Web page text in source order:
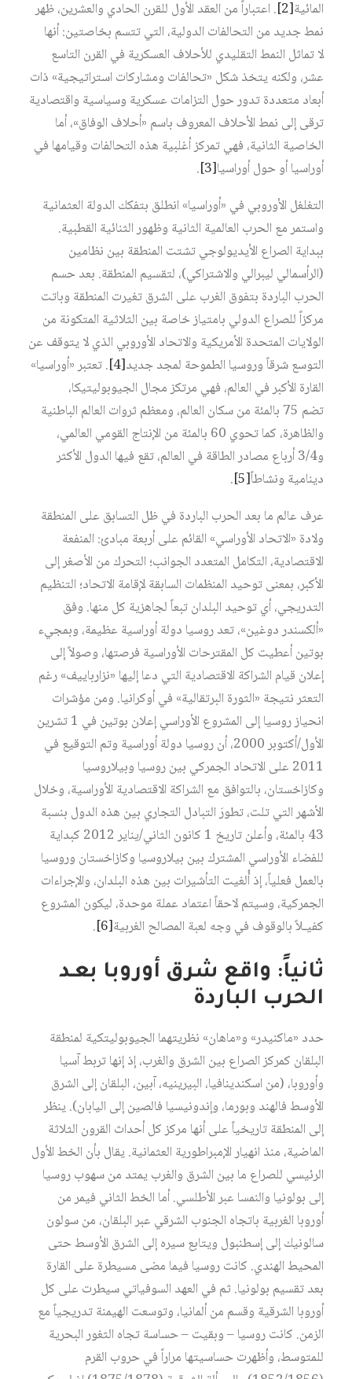
المائية‏[2]
. اعتباراً من العقد الأول للقرن الحادي والعشرين، ظهر
نمط جديد من التحالفات الدولية، التي تتسم بخاصتين: أنها
لا تماثل النمط التقليدي للأحلاف العسكرية في القرن التاسع
عشر، ولكنه يتخذ شكل «تحالفات ومشاركات استراتيجية» ذات
أبعاد متعددة تدور حول التزامات عسكرية وسياسية واقتصادية
ترقى إلى نمط الأحلاف المعروف باسم «أحلاف الوفاق»، أما
الخاصية الثانية، فهي تمركز أغلبية هذه التحالفات وقيامها في
أوراسيا أو حول أوراسيا‏[3]
.
التغلغل الأوروبي في «أوراسيا» انطلق بتفكك الدولة العثمانية
واستمر مع الحرب العالمية الثانية وظهور الثنائية القطبية.
ببداية الصراع الأيديولوجي تشتت المنطقة بين نظامين
(الرأسمالي ليبرالي والاشتراكي)، لتقسيم المنطقة. بعد حسم
الحرب الباردة بتفوق الغرب على الشرق تغيرت المنطقة وباتت
مركزاً للصراع الدولي بامتياز خاصة بين الثلاثية المتكونة من
الولايات المتحدة الأمريكية والاتحاد الأوروبي الذي لا يتوقف عن
التوسع شرقاً وروسيا الطموحة لمجد جديد‏[4]
. تعتبر «أوراسيا»
القارة الأكبر في العالم، فهي مرتكز مجال الجيوبوليتيكا،
تضم 75 بالمئة من سكان العالم، ومعظم ثروات العالم الباطنية
والظاهرة، كما تحوي 60 بالمئة من الإنتاج القومي العالمي،
و3/4 أرباع مصادر الطاقة في العالم، تقع فيها الدول الأكثر
دينامية ونشاطاً‏[5]
.
عرف عالم ما بعد الحرب الباردة في ظل التسابق على المنطقة
ولادة «الاتحاد الأوراسي» القائم على أربعة مبادئ: المنفعة
الاقتصادية، التكامل المتعدد الجوانب؛ التحرك من الأصغر إلى
الأكبر، بمعنى توحيد المنظمات السابقة لإقامة الاتحاد؛ التنظيم
التدريجي، أي توحيد البلدان تبعاً لجاهزية كل منها. وفق
«ألكسندر دوغين»، تعد روسيا دولة أوراسية عظيمة، وبمجيء
بوتين أعطيت كل المقترحات الأوراسية فرصتها، وصولاً إلى
إعلان قيام الشراكة الاقتصادية التي دعا إليها «نزارباييف» رغم
التعثر نتيجة «الثورة البرتقالية» في أوكرانيا. ومن مؤشرات
انحياز روسيا إلى المشروع الأوراسي إعلان بوتين في 1 تشرين
الأول/أكتوبر 2000، أن روسيا دولة أوراسية وتم التوقيع في
2011 على الاتحاد الجمركي بين روسيا وبيلاروسيا
وكازاخستان، بالتوافق مع الشراكة الاقتصادية الأوراسية، وخلال
الأشهر التي تلت، تطورَ التبادل التجاري بين هذه الدول بنسبة
43 بالمئة، وأعلن تاريخ 1 كانون الثاني/يناير 2012 كبداية
للفضاء الأوراسي المشترك بين بيلاروسيا وكازاخستان وروسيا
بالعمل فعلياً، إذ أُلغيت التأشيرات بين هذه البلدان، والإجراءات
الجمركية، وسيتم لاحقاً اعتماد عملة موحدة، ليكون المشروع
كفيـلاً بالوقوف في وجه لعبة المصالح الغربية‏[6]
.
ثانياً: واقع شرق أوروبا بعـد
الحرب الباردة
حدد «ماكنيدر» و«ماهان» نظريتهما الجيوبوليتكية لمنطقة
البلقان كمركز الصراع بين الشرق والغرب، إذ إنها تربط آسيا
وأوروبا، (من اسكندينافيا، البيرينيه، آبين، البلقان إلى الشرق
الأوسط فالهند وبورما، وإندونيسيا فالصين إلى اليابان). ينظر
إلى المنطقة تاريخياً على أنها مركز كل أحداث القرون الثلاثة
الماضية، منذ انهيار الإمبراطورية العثمانية. يقال بأن الخط الأول
الرئيسي للصراع ما بين الشرق والغرب يمتد من سهوب روسيا
إلى بولونيا والنمسا عبر الأطلسي. أما الخط الثاني فيمر من
أوروبا الغربية باتجاه الجنوب الشرقي عبر البلقان، من سولون
سالونيك إلى إسطنبول ويتابع سيره إلى الشرق الأوسط حتى
المحيط الهندي.‏ كانت روسيا فيما مضى مسيطرة على القارة
بعد تقسيم بولونيا. ثم في العهد السوفياتي سيطرت على كل
أوروبا الشرقية وقسم من ألمانيا، وتوسعت الهيمنة تدريجياً مع
الزمن. كانت روسيا – وبقيت – حساسة تجاه الثغور البحرية
للمتوسط، وأظهرت حساسيتها مراراً في حروب القرم